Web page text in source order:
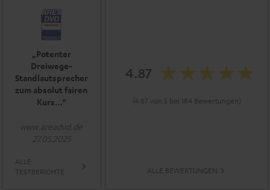
„Potenter
Dreiwege-
Standlautsprecher
zum absolut fairen
Kurs…“
www.areadvd.de
27.05.2025
ALLE
TESTBERICHTE
4.87
(4.87 von 5 bei 184 Bewertungen)
ALLE BEWERTUNGEN